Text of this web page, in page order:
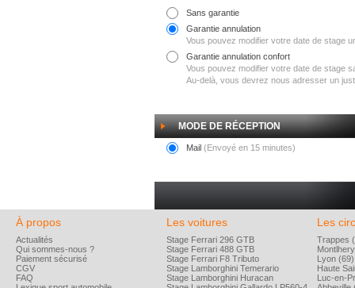
Sans garantie
Garantie annulation
Vous pouvez modifier votre date de stage
Garantie annulation confort
Vous pouvez modifier votre date de stage
Au-delà, vous devrez nous adresser un
MODE DE RÉCEPTION
Mail (Envoyé en 15 minutes)
À propos
Actualités
Qui sommes-nous ?
Paiement sécurisé
CGV
FAQ
Les voitures
Stage Ferrari 296 GTB
Stage Ferrari 488 GTB
Stage Ferrari F8 Tributo
Stage Lamborghini Temerario
Stage Lamborghini Huracan
Les
Trappes
Lyon (69)
Haute
Luc-en-